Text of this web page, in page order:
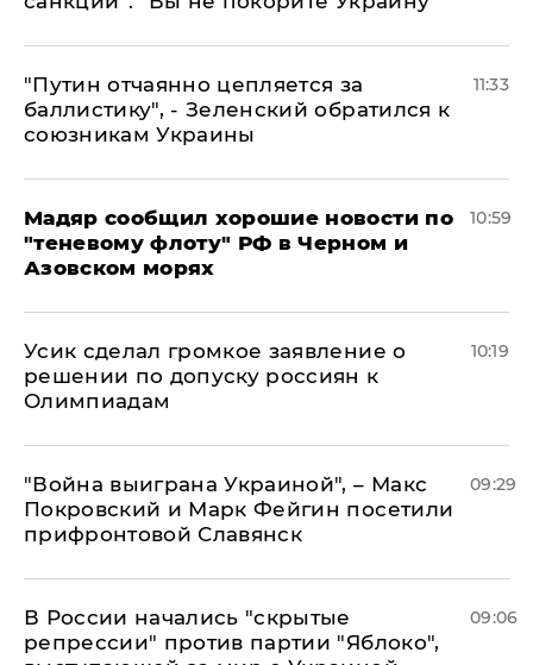
"Путин отчаянно цепляется за
баллистику", - Зеленский обратился к
союзникам Украины
11:33
Мадяр сообщил хорошие новости по
"теневому флоту" РФ в Черном и
Азовском морях
10:59
Усик сделал громкое заявление о
решении по допуску россиян к
Олимпиадам
10:19
"Война выиграна Украиной", – Макс
Покровский и Марк Фейгин посетили
прифронтовой Славянск
09:29
В России начались "скрытые
репрессии" против партии "Яблоко",
09:06